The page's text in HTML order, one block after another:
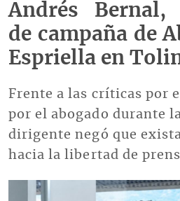
Andrés Bernal,
de campaña de
Espriella en
Frente a las críticas por
por el abogado durante
dirigente negó que
hacia la libertad de
Imagen